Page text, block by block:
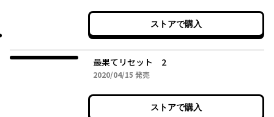
ストアで購入
最果てリセット 2
2020/04/15 2020年04月15日
発売
ストアで購入